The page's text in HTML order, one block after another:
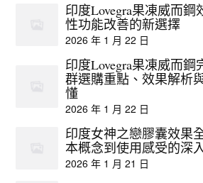
印度Lovegra果凍威而
性功能改善的新選擇
2026 年 1 月 22 日
印度Lovegra果凍威而
群選購重點、效果解析
懂
2026 年 1 月 22 日
印度女神之戀膠囊效果
本概念到使用感受的深
2026 年 1 月 21 日